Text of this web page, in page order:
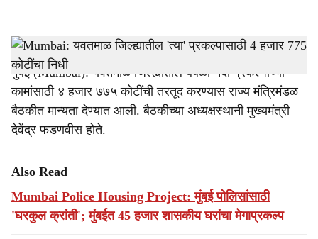
h
a
r
Mantralaya-Tendernama
मुंबई (Mumbai): यवतमाळ जिल्ह्यातील बेंबळा नदी प्रकल्पाच्या
कामांसाठी ४ हजार ७७५ कोटींची तरतूद करण्यास राज्य मंत्रिमंडळ
बैठकीत मान्यता देण्यात आली. बैठकीच्या अध्यक्षस्थानी मुख्यमंत्री
देवेंद्र फडणवीस होते.
Also Read
Mumbai Police Housing Project: मुंबई पोलिसांसाठी
'घरकुल क्रांती'; मुंबईत 45 हजार शासकीय घरांचा मेगाप्रकल्प